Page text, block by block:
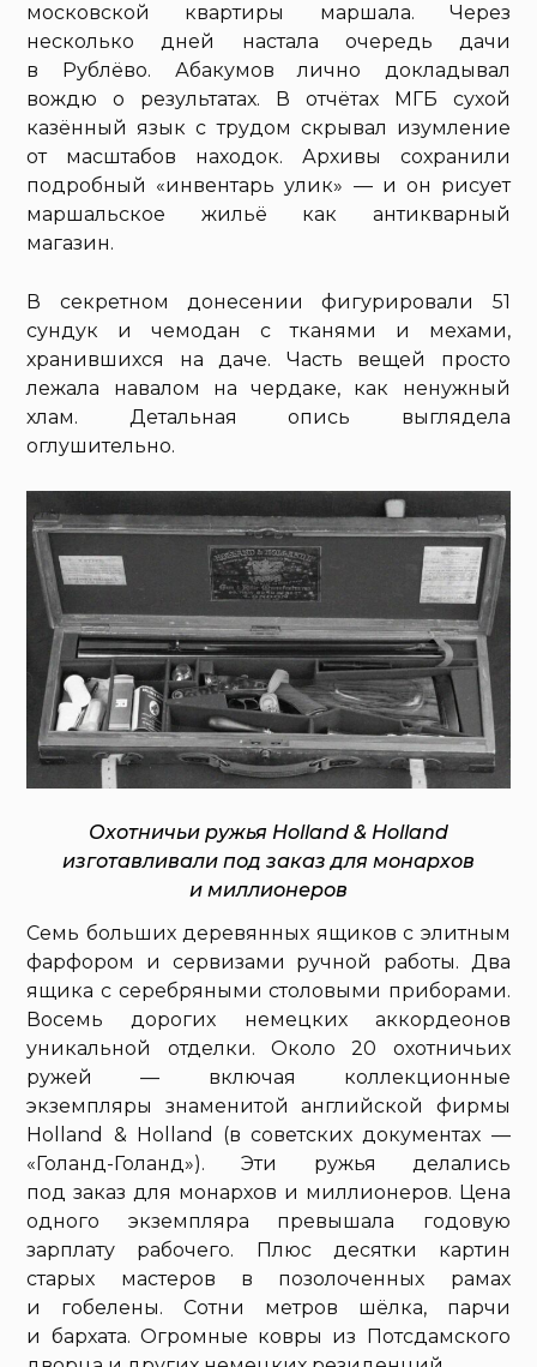
московской квартиры маршала. Через
несколько дней настала очередь дачи
в Рублёво. Абакумов лично докладывал
вождю о результатах. В отчётах МГБ сухой
казённый язык с трудом скрывал изумление
от масштабов находок. Архивы сохранили
подробный «инвентарь улик» — и он рисует
маршальское жильё как антикварный
магазин.
В секретном донесении фигурировали 51
сундук и чемодан с тканями и мехами,
хранившихся на даче. Часть вещей просто
лежала навалом на чердаке, как ненужный
хлам. Детальная опись выглядела
оглушительно.
Охотничьи ружья Holland & Holland
изготавливали под заказ для монархов
и миллионеров
Семь больших деревянных ящиков с элитным
фарфором и сервизами ручной работы. Два
ящика с серебряными столовыми приборами.
Восемь дорогих немецких аккордеонов
уникальной отделки. Около 20 охотничьих
ружей — включая коллекционные
экземпляры знаменитой английской фирмы
Holland & Holland (в советских документах —
«Голанд-Голанд»). Эти ружья делались
под заказ для монархов и миллионеров. Цена
одного экземпляра превышала годовую
зарплату рабочего. Плюс десятки картин
старых мастеров в позолоченных рамах
и гобелены. Сотни метров шёлка, парчи
и бархата. Огромные ковры из Потсдамского